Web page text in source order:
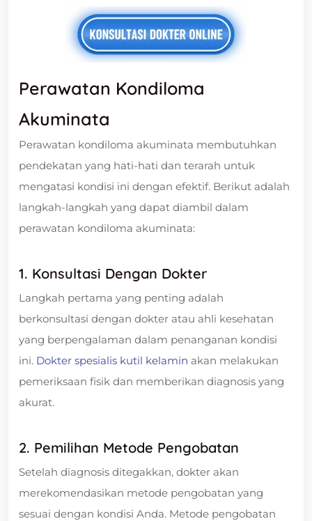
Perawatan Kondiloma
Akuminata
Perawatan kondiloma akuminata membutuhkan
pendekatan yang hati-hati dan terarah untuk
mengatasi kondisi ini dengan efektif. Berikut adalah
langkah-langkah yang dapat diambil dalam
perawatan kondiloma akuminata:
1. Konsultasi Dengan Dokter
Langkah pertama yang penting adalah
berkonsultasi dengan dokter atau ahli kesehatan
yang berpengalaman dalam penanganan kondisi
ini. Dokter spesialis kutil kelamin akan melakukan
pemeriksaan fisik dan memberikan diagnosis yang
akurat.
2. Pemilihan Metode Pengobatan
Setelah diagnosis ditegakkan, dokter akan
merekomendasikan metode pengobatan yang
sesuai dengan kondisi Anda. Metode pengobatan